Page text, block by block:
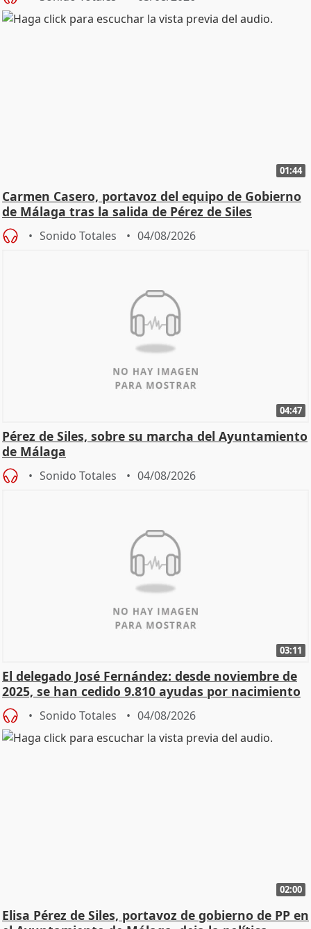
01:44
Carmen Casero, portavoz del equipo de Gobierno
de Málaga tras la salida de Pérez de Siles
Sonido Totales 04/08/2026
04:47
Pérez de Siles, sobre su marcha del Ayuntamiento
de Málaga
Sonido Totales 04/08/2026
03:11
El delegado José Fernández: desde noviembre de
2025, se han cedido 9.810 ayudas por nacimiento
Sonido Totales 04/08/2026
02:00
Elisa Pérez de Siles, portavoz de gobierno de PP en